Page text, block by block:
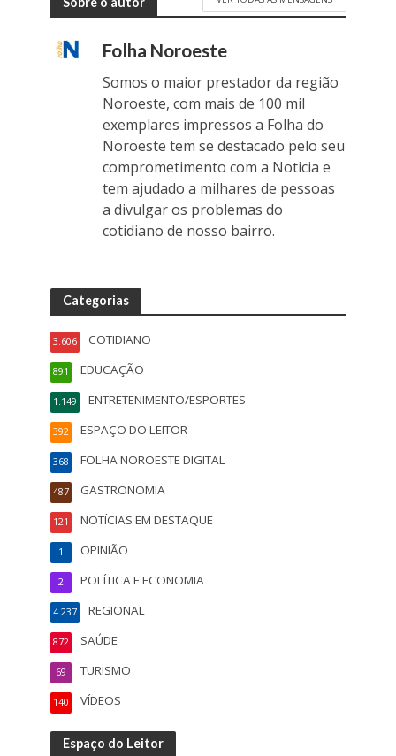
Folha Noroeste
Somos o maior prestador da região
Noroeste, com mais de 100 mil
exemplares impressos a Folha do
Noroeste tem se destacado pelo seu
comprometimento com a Noticia e
tem ajudado a milhares de pessoas
a divulgar os problemas do
cotidiano de nosso bairro.
Categorias
COTIDIANO
3.606
EDUCAÇÃO
891
ENTRETENIMENTO/ESPORTES
1.149
ESPAÇO DO LEITOR
392
FOLHA NOROESTE DIGITAL
368
GASTRONOMIA
487
NOTÍCIAS EM DESTAQUE
121
OPINIÃO
1
POLÍTICA E ECONOMIA
2
REGIONAL
4.237
SAÚDE
872
TURISMO
69
VÍDEOS
140
Espaço do Leitor